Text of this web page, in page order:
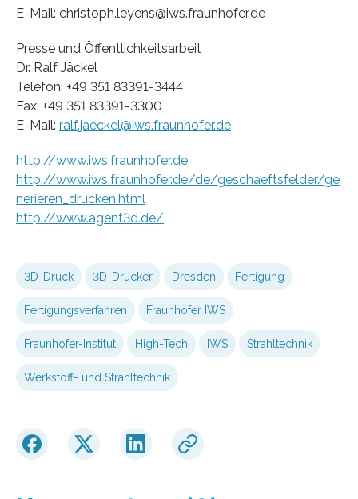
E-Mail: christoph.leyens@iws.fraunhofer.de
Presse und Öffentlichkeitsarbeit
Dr. Ralf Jäckel
Telefon: +49 351 83391-3444
Fax: +49 351 83391-3300
E-Mail: ralf.jaeckel@iws.fraunhofer.de
http://www.iws.fraunhofer.de
http://www.iws.fraunhofer.de/de/geschaeftsfelder/ge
nerieren_drucken.html
http://www.agent3d.de/
3D-Druck 3D-Drucker Dresden Fertigung
Fertigungsverfahren Fraunhofer IWS
Fraunhofer-Institut High-Tech IWS Strahltechnik
Werkstoff- und Strahltechnik